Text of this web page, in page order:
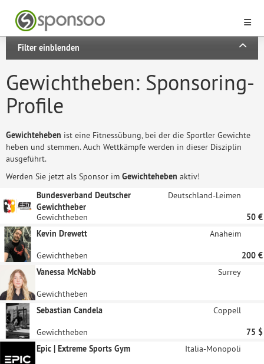
Filter einblenden
Gewichtheben: Sponsoring-
Profile
Gewichteheben ist eine Fitnessübung, bei der die Sportler Gewichte
heben und stemmen. Auch Wettkämpfe werden in dieser Disziplin
ausgeführt.
Werden Sie jetzt als Sponsor im Gewichteheben aktiv!
Bundesverband Deutscher
Gewichtheber
Deutschland-Leimen
Gewichtheben
50 €
Kevin Drewett
Anaheim
Gewichtheben
200 €
Vanessa McNabb
Surrey
Gewichtheben
Sebastian Candela
Coppell
Gewichtheben
75 $
Epic | Extreme Sports Gym
Italia-Monopoli